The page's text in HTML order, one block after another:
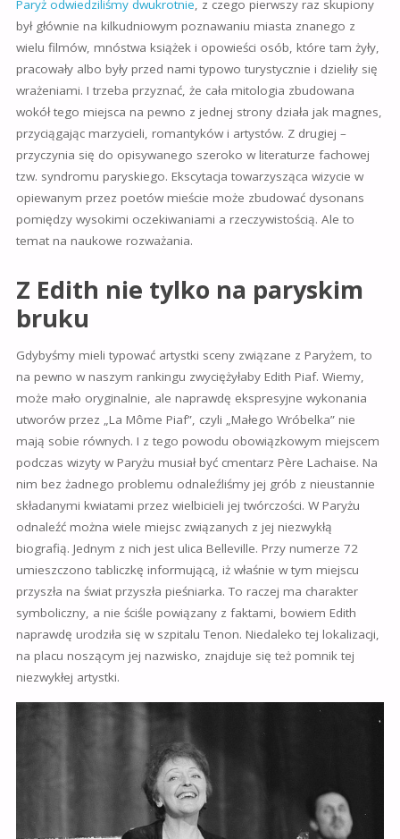
Paryż odwiedziliśmy dwukrotnie, z czego pierwszy raz skupiony
był głównie na kilkudniowym poznawaniu miasta znanego z
wielu filmów, mnóstwa książek i opowieści osób, które tam żyły,
pracowały albo były przed nami typowo turystycznie i dzieliły się
wrażeniami. I trzeba przyznać, że cała mitologia zbudowana
wokół tego miejsca na pewno z jednej strony działa jak magnes,
przyciągając marzycieli, romantyków i artystów. Z drugiej –
przyczynia się do opisywanego szeroko w literaturze fachowej
tzw. syndromu paryskiego. Ekscytacja towarzysząca wizycie w
opiewanym przez poetów mieście może zbudować dysonans
pomiędzy wysokimi oczekiwaniami a rzeczywistością. Ale to
temat na naukowe rozważania.
Z Edith nie tylko na paryskim
bruku
Gdybyśmy mieli typować artystki sceny związane z Paryżem, to
na pewno w naszym rankingu zwyciężyłaby Edith Piaf. Wiemy,
może mało oryginalnie, ale naprawdę ekspresyjne wykonania
utworów przez „La Môme Piaf”, czyli „Małego Wróbelka” nie
mają sobie równych. I z tego powodu obowiązkowym miejscem
podczas wizyty w Paryżu musiał być cmentarz Père Lachaise. Na
nim bez żadnego problemu odnaleźliśmy jej grób z nieustannie
składanymi kwiatami przez wielbicieli jej twórczości. W Paryżu
odnaleźć można wiele miejsc związanych z jej niezwykłą
biografią. Jednym z nich jest ulica Belleville. Przy numerze 72
umieszczono tabliczkę informującą, iż właśnie w tym miejscu
przyszła na świat przyszła pieśniarka. To raczej ma charakter
symboliczny, a nie ściśle powiązany z faktami, bowiem Edith
naprawdę urodziła się w szpitalu Tenon. Niedaleko tej lokalizacji,
na placu noszącym jej nazwisko, znajduje się też pomnik tej
niezwykłej artystki.